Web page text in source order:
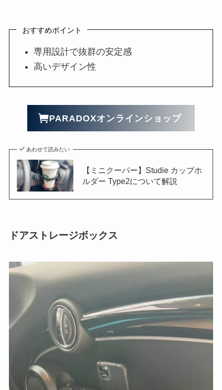
おすすめポイント
専用設計で抜群の安定感
高いデザイン性
PARADOXオンラインショップ
あわせて読みたい
【ミニクーパー】Studie カップホ
ルダー Type2について解説
ドアストレージボックス